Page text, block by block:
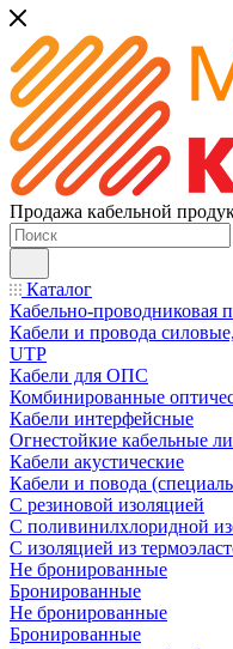
Продажа кабельной
Каталог
Кабельно-проводниковая
Кабели и провода
UTP
Кабели для ОПС
Комбинированные
Кабели интерфейсные
Огнестойкие кабельные
Кабели акустические
Кабели и повода
С резиновой изоляцией
С поливинилхлоридной
С изоляцией из
Не бронированные
Бронированные
Не бронированные
Бронированные